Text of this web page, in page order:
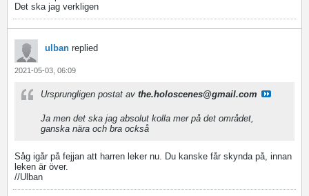
Det ska jag verkligen
ulban replied
2021-05-03, 06:09
Ursprungligen postat av the.holoscenes@gmail.com
Ja men det ska jag absolut kolla mer på det området,
ganska nära och bra också
Såg igår på fejjan att harren leker nu. Du kanske får skynda på, innan
leken är över.
//Ulban